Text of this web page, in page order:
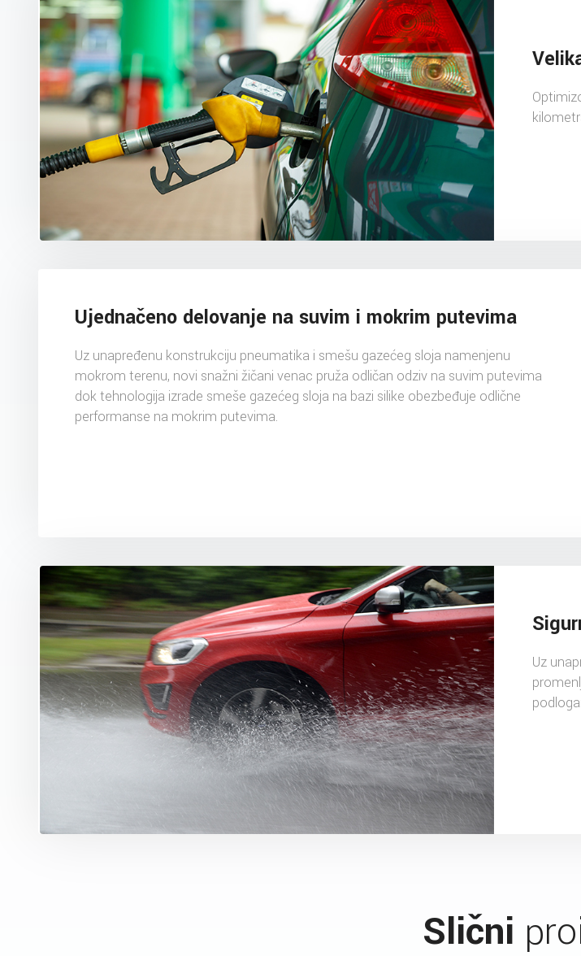
Ujednačeno delovanje na suvim i mokrim putevima
Uz unapređenu konstrukciju pneumatika i smešu gazećeg sloja namenjenu
mokrom terenu, novi snažni žičani venac pruža odličan odziv na suvim putevima
dok tehnologija izrade smeše gazećeg sloja na bazi silike obezbeđuje odlične
performanse na mokrim putevima.
Uz
Slični